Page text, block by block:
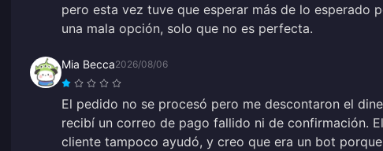
pero esta vez tuve que esperar más de lo esperado
una mala opción, solo que no es perfecta.
Mia Becca2026/08/06
El pedido no se procesó pero me descontaron el
recibí un correo de pago fallido ni de confirmación.
cliente tampoco ayudó, y creo que era un bot